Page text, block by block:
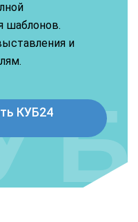
шаблонов.
и
КУБ24